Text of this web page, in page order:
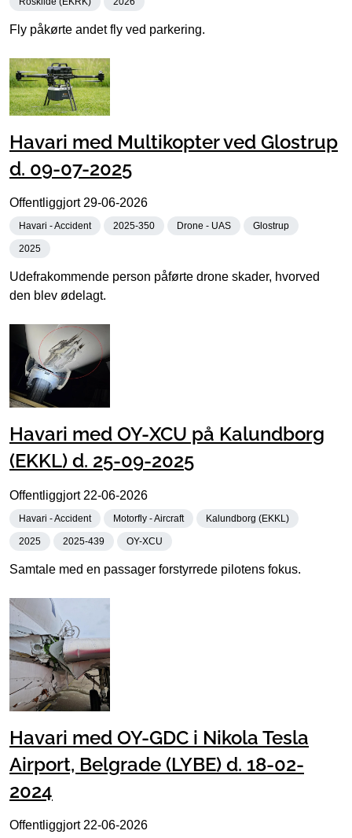
Fly påkørte andet fly ved parkering.
Havari med Multikopter ved Glostrup
d. 09-07-2025
Offentliggjort 29-06-2026
Havari - Accident 2025-350 Drone - UAS Glostrup
2025
Udefrakommende person påførte drone skader, hvorved
den blev ødelagt.
Havari med OY-XCU på Kalundborg
(EKKL) d. 25-09-2025
Offentliggjort 22-06-2026
Havari - Accident Motorfly - Aircraft Kalundborg (EKKL)
2025 2025-439 OY-XCU
Samtale med en passager forstyrrede pilotens fokus.
Havari med OY-GDC i Nikola Tesla
Airport, Belgrade (LYBE) d. 18-02-
2024
Offentliggjort 22-06-2026